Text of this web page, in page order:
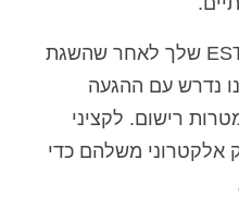
חשוב לקבל תדפיס של ה-ESTA שלך לאחר שהשגת
נדרש עם ההגעה
רישום. לקציני
אלקטרוני משלהם כדי